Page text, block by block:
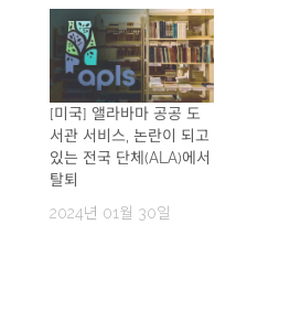
[미국] 앨라바마 공공 도
서관 서비스, 논란이 되고
있는 전국 단체(ALA)에서
탈퇴
2024년 01월 30일